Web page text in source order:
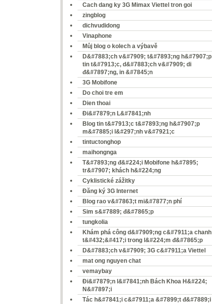
Cach dang ky 3G Mimax Viettel tron goi
zingblog
dichvudidong
Vinaphone
Můj blog o kolech a výbavě
D&#7883;ch v&#7909; t&#7893;ng h&#7907;p
tin t&#7913;c, d&#7883;ch v&#7909; di
đ&#7897;ng, in &#7845;n
3G Mobifone
Do choi tre em
Dien thoai
Đi&#7879;n L&#7841;nh
Blog tin t&#7913;c t&#7893;ng h&#7907;p
m&#7885;i l&#297;nh v&#7921;c
tintuctonghop
maihongnga
T&#7893;ng đ&#224;i Mobifone h&#7895;
tr&#7907; khách h&#224;ng
Cyklistické zážitky
Đăng ký 3G Internet
Blog rao v&#7863;t mi&#7877;n phí
Sim s&#7889; đ&#7865;p
tungkolia
Khám phá công d&#7909;ng c&#7911;a chanh
t&#432;&#417;i trong l&#224;m đ&#7865;p
D&#7883;ch v&#7909; 3G c&#7911;a Viettel
mat ong nguyen chat
vemaybay
Đi&#7879;n l&#7841;nh Bách Khoa H&#224;
N&#7897;i
Tác h&#7841;i c&#7911;a &#7899;t đ&#7889;i